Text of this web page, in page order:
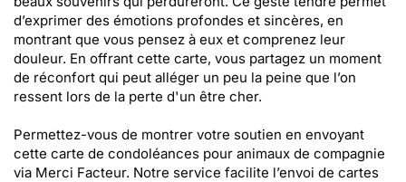
d’exprimer des émotions profondes et sincères, en
montrant que vous pensez à eux et comprenez leur
douleur. En offrant cette carte, vous partagez un moment
de réconfort qui peut alléger un peu la peine que l’on
ressent lors de la perte d'un être cher.
Permettez-vous de montrer votre soutien en envoyant
cette carte de condoléances pour animaux de compagnie
via Merci Facteur. Notre service facilite l’envoi de cartes